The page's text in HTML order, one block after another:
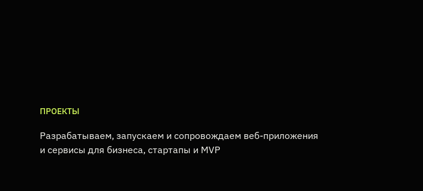
ПРОЕКТЫ
Разрабатываем, запускаем и сопровождаем веб-приложения
и сервисы для бизнеса, стартапы и MVP